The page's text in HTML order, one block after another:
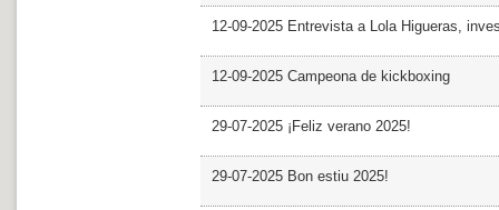
12-09-2025 Entrevista a Lola Higueras,
12-09-2025 Campeona de kickboxing
29-07-2025 ¡Feliz verano 2025!
29-07-2025 Bon estiu 2025!